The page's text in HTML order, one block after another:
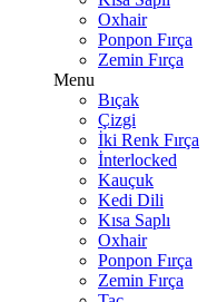
Oxhair
Ponpon Fırça
Zemin Fırça
Menu
Bıçak
Çizgi
İki Renk Fırça
İnterlocked
Kauçuk
Kedi Dili
Kısa Saplı
Oxhair
Ponpon Fırça
Zemin Fırça